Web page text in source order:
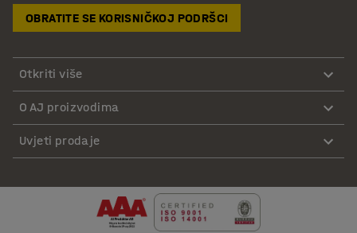
OBRATITE SE KORISNIČKOJ PODRŠCI
Otkriti više
O AJ proizvodima
Uvjeti prodaje